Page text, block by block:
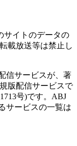
サイトのデータの
載放送等は禁止し
信サービスが、著
版配信サービスで
号)です。ABJ
サービスの一覧は